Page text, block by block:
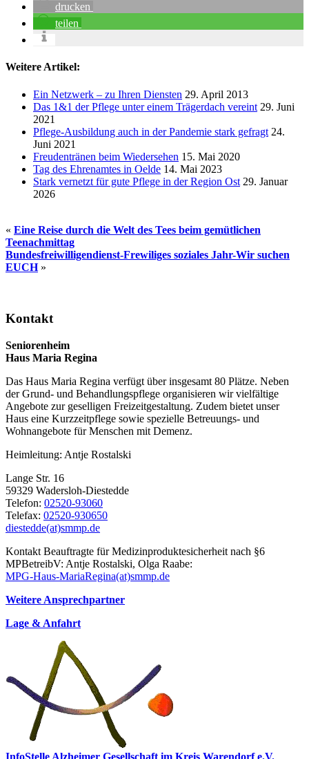
drucken
teilen
Weitere Artikel:
Ein Netzwerk – zu Ihren Diensten 29. April 2013
Das 1&1 der Pflege unter einem Trägerdach vereint 29. Juni
2021
Pflege-Ausbildung auch in der Pandemie stark gefragt 24.
Juni 2021
Freudentränen beim Wiedersehen 15. Mai 2020
Tag des Ehrenamtes in Oelde 14. Mai 2023
Stark vernetzt für gute Pflege in der Region Ost 29. Januar
2026
« Eine Reise durch die Welt des Tees beim gemütlichen
Teenachmittag
Bundesfreiwilligendienst-Frewiliges soziales Jahr-Wir suchen
EUCH»
Seitenspalte
Kontakt
Seniorenheim
Haus Maria Regina
Das Haus Maria Regina verfügt über insgesamt 80 Plätze. Neben
der Grund- und Behandlungspflege organisieren wir vielfältige
Angebote zur geselligen Freizeitgestaltung. Zudem bietet unser
Haus eine Kurzzeitpflege sowie spezielle Betreuungs- und
Wohnangebote für Menschen mit Demenz.
Heimleitung: Antje Rostalski
Lange Str. 16
59329 Wadersloh-Diestedde
Telefon: 02520-93060
Telefax: 02520-930650
diestedde(at)smmp.de
Kontakt Be­auf­trag­te für Me­di­zin­pro­dukte­sicher­heit nach §6
MPBetreibV: Antje Rostalski, Olga Raabe:
MPG-Haus-MariaRegina(at)smmp.de
Weitere Ansprechpartner
Lage & Anfahrt